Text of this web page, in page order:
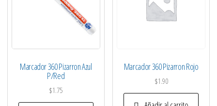
Marcador 360 Pizarron Azul
P/Red
$1.75
Marcador 360 Pizarron Rojo
$1.90